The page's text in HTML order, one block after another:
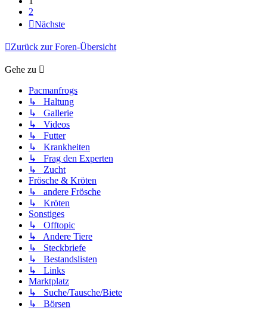
2
Nächste
Zurück zur Foren-Übersicht
Gehe zu
Pacmanfrogs
↳ Haltung
↳ Gallerie
↳ Videos
↳ Futter
↳ Krankheiten
↳ Frag den Experten
↳ Zucht
Frösche & Kröten
↳ andere Frösche
↳ Kröten
Sonstiges
↳ Offtopic
↳ Andere Tiere
↳ Steckbriefe
↳ Bestandslisten
↳ Links
Marktplatz
↳ Suche/Tausche/Biete
↳ Börsen